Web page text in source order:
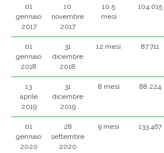
01
gennaio
2017
10
novembre
2017
10,5
mesi
104.015
01
gennaio
2018
31
dicembre
2018
12 mesi 87.711
13
aprile
2019
31
dicembre
2019
8 mesi 88.224
01
gennaio
2020
28
settembre
2020
9 mesi 133.467